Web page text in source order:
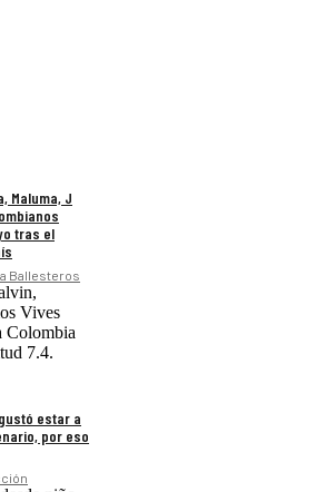
Maluma, J
tras el
Ballesteros
Vives
Colombia
7.4.
estar a
por eso